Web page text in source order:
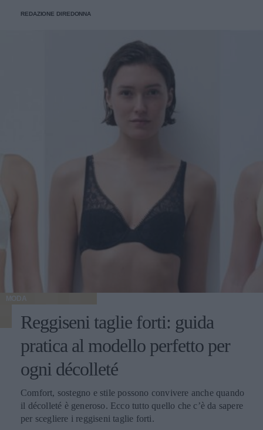
REDAZIONE DIREDONNA
MODA
Reggiseni taglie forti: guida
pratica al modello perfetto per
ogni décolleté
Comfort, sostegno e stile possono convivere anche quando
il décolleté è generoso. Ecco tutto quello che c’è da sapere
per scegliere i reggiseni taglie forti.